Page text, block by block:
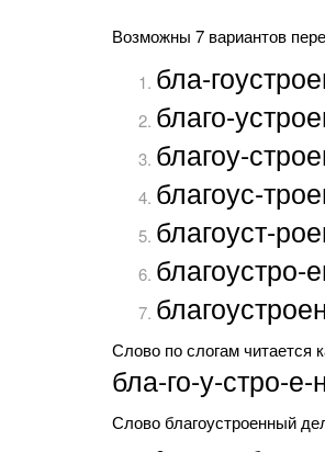
Возможны 7 вариантов
бла-
благо-
благоу-
благоус-
благоуст-
благоустро-
Слово по слогам читается
бла-го-у-стро-
Слово благоустроенный